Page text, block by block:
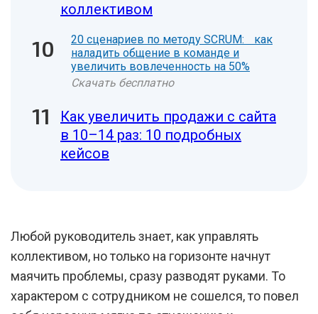
коллективом
20 сценариев по методу SCRUM: как
наладить общение в команде и
увеличить вовлеченность на 50%
Скачать бесплатно
Как увеличить продажи с сайта
в 10–14 раз: 10 подробных
кейсов
Любой руководитель знает, как управлять
коллективом, но только на горизонте начнут
маячить проблемы, сразу разводят руками. То
характером с сотрудником не сошелся, то повел